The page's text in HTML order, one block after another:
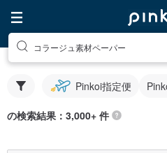
コラージュ素材ペーパー
Pinkoi指定便
の検索結果：3,000+ 件